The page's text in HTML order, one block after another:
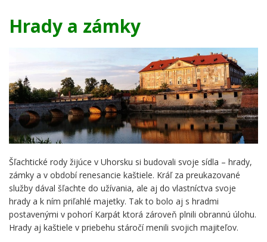
Hrady a zámky
Šľachtické rody žijúce v Uhorsku si budovali svoje sídla – hrady,
zámky a v období renesancie kaštiele. Kráľ za preukazované
služby dával šľachte do užívania, ale aj do vlastníctva svoje
hrady a k ním priľahlé majetky. Tak to bolo aj s hradmi
postavenými v pohorí Karpát ktorá zároveň plnili obrannú úlohu.
Hrady aj kaštiele v priebehu stáročí menili svojich majiteľov.